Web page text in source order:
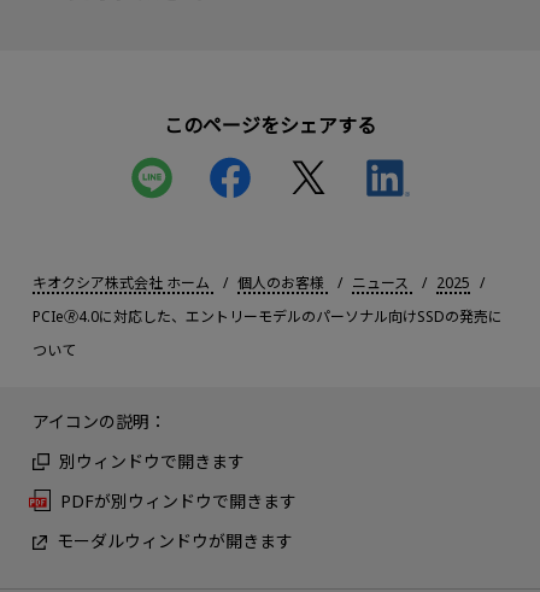
このページをシェアする
キオクシア株式会社 ホーム 個人のお客様 ニュース
2025
PCIe🄬4.0に対応した、エントリーモデルのパーソナル向けSSDの発売に
ついて
アイコンの説明：
別ウィンドウで開きます
PDFが別ウィンドウで開きます
モーダルウィンドウが開きます